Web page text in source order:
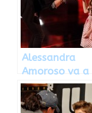
Alessandra
Amoroso va a
vivere a New
Foto